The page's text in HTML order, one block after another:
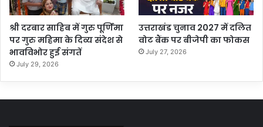
श्री दरबार साहिब में गुरु पूर्णिमा
पर गुरु महिमा के दिव्य संदेश से
भावविभोर हुई संगतें
July 29, 2026
उत्तराखंड चुनाव 2027 में दलित
वोट बैंक पर बीजेपी का फोकस
July 27, 2026